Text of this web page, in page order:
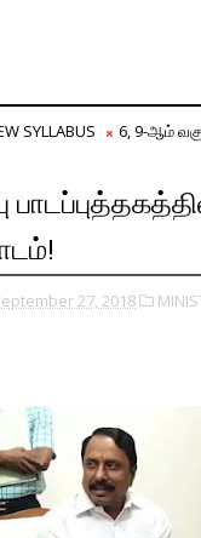
SYLLABUS
6, 9-ஆம்
27, 2018